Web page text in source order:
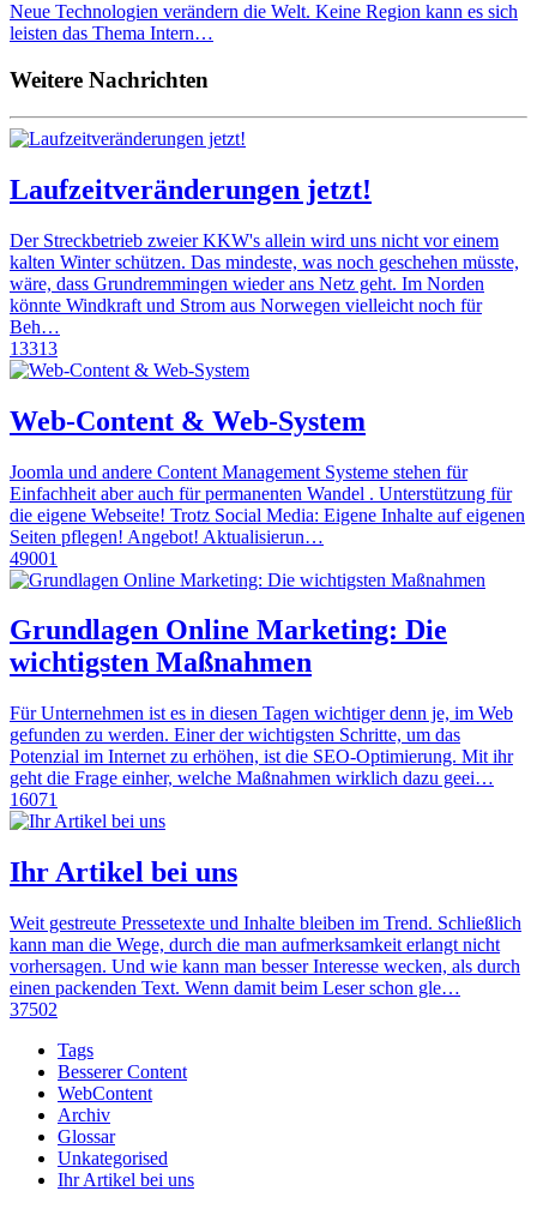
Neue Technologien verändern die Welt. Keine Region kann es sich
leisten das Thema Intern…
Weitere Nachrichten
Laufzeitveränderungen jetzt!
Der Streckbetrieb zweier KKW's allein wird uns nicht vor einem
kalten Winter schützen. Das mindeste, was noch geschehen müsste,
wäre, dass Grundremmingen wieder ans Netz geht. Im Norden
könnte Windkraft und Strom aus Norwegen vielleicht noch für
Beh…
13313
Web-Content & Web-System
Joomla und andere Content Management Systeme stehen für
Einfachheit aber auch für permanenten Wandel . Unterstützung für
die eigene Webseite! Trotz Social Media: Eigene Inhalte auf eigenen
Seiten pflegen! Angebot! Aktualisierun…
49001
Grundlagen Online Marketing: Die
wichtigsten Maßnahmen
Für Unternehmen ist es in diesen Tagen wichtiger denn je, im Web
gefunden zu werden. Einer der wichtigsten Schritte, um das
Potenzial im Internet zu erhöhen, ist die SEO-Optimierung. Mit ihr
geht die Frage einher, welche Maßnahmen wirklich dazu geei…
16071
Ihr Artikel bei uns
Weit gestreute Pressetexte und Inhalte bleiben im Trend. Schließlich
kann man die Wege, durch die man aufmerksamkeit erlangt nicht
vorhersagen. Und wie kann man besser Interesse wecken, als durch
einen packenden Text. Wenn damit beim Leser schon gle…
37502
Tags
Besserer Content
WebContent
Archiv
Glossar
Unkategorised
Ihr Artikel bei uns